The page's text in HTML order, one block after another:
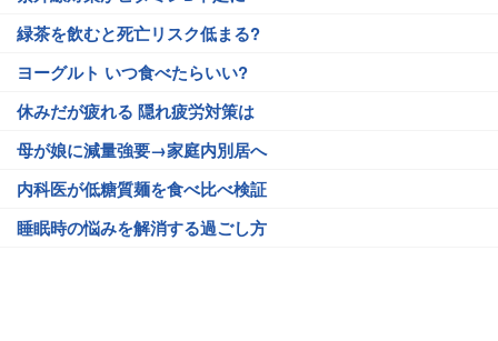
緑茶を飲むと死亡リスク低まる?
ヨーグルト いつ食べたらいい?
休みだが疲れる 隠れ疲労対策は
母が娘に減量強要→家庭内別居へ
内科医が低糖質麺を食べ比べ検証
睡眠時の悩みを解消する過ごし方